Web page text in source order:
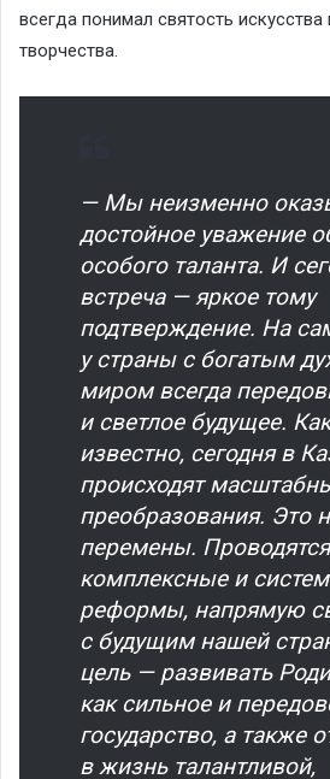
всегда понимал святость
творчества.
— Мы неизменно
достойное уважение
особого таланта. И
встреча — яркое тому
подтверждение. На
у страны с богатым
миром всегда
и светлое будущее.
известно, сегодня в
происходят
преобразования. Это
перемены.
комплексные и
реформы, напрямую
с будущим нашей
цель — развивать
как сильное и
государство, а также
в жизнь талантливой,